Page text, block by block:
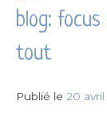
blog:
tout
Publié le 20 avril